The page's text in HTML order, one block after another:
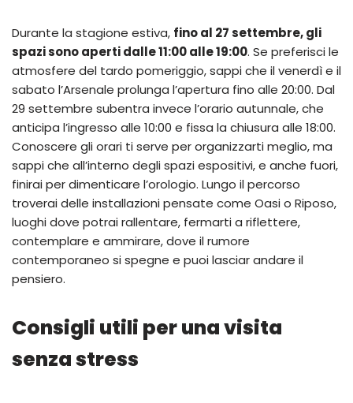
Durante la stagione estiva, fino al 27 settembre, gli
spazi sono aperti dalle 11:00 alle 19:00. Se preferisci le
atmosfere del tardo pomeriggio, sappi che il venerdì e il
sabato l’Arsenale prolunga l’apertura fino alle 20:00. Dal
29 settembre subentra invece l’orario autunnale, che
anticipa l’ingresso alle 10:00 e fissa la chiusura alle 18:00.
Conoscere gli orari ti serve per organizzarti meglio, ma
sappi che all’interno degli spazi espositivi, e anche fuori,
finirai per dimenticare l’orologio. Lungo il percorso
troverai delle installazioni pensate come Oasi o Riposo,
luoghi dove potrai rallentare, fermarti a riflettere,
contemplare e ammirare, dove il rumore
contemporaneo si spegne e puoi lasciar andare il
pensiero.
Consigli utili per una visita
senza stress